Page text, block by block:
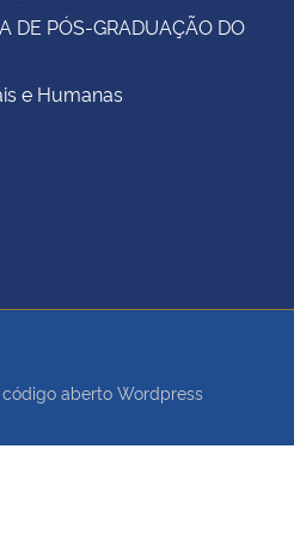
DE PÓS-GRADUAÇÃO DO
e Humanas
aberto Wordpress